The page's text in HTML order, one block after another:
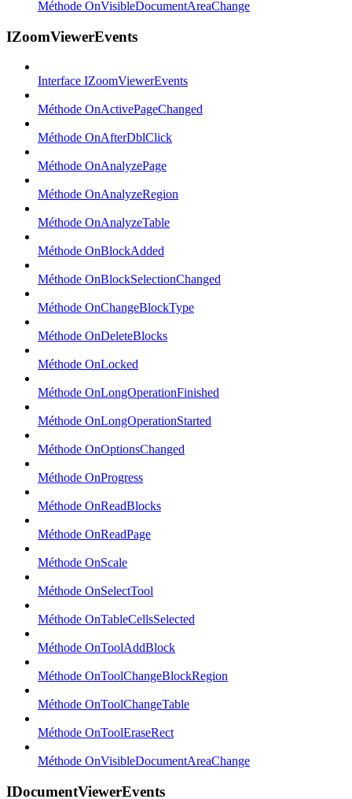
Méthode OnVisibleDocumentAreaChange
IZoomViewerEvents
Interface IZoomViewerEvents
Méthode OnActivePageChanged
Méthode OnAfterDblClick
Méthode OnAnalyzePage
Méthode OnAnalyzeRegion
Méthode OnAnalyzeTable
Méthode OnBlockAdded
Méthode OnBlockSelectionChanged
Méthode OnChangeBlockType
Méthode OnDeleteBlocks
Méthode OnLocked
Méthode OnLongOperationFinished
Méthode OnLongOperationStarted
Méthode OnOptionsChanged
Méthode OnProgress
Méthode OnReadBlocks
Méthode OnReadPage
Méthode OnScale
Méthode OnSelectTool
Méthode OnTableCellsSelected
Méthode OnToolAddBlock
Méthode OnToolChangeBlockRegion
Méthode OnToolChangeTable
Méthode OnToolEraseRect
Méthode OnVisibleDocumentAreaChange
IDocumentViewerEvents